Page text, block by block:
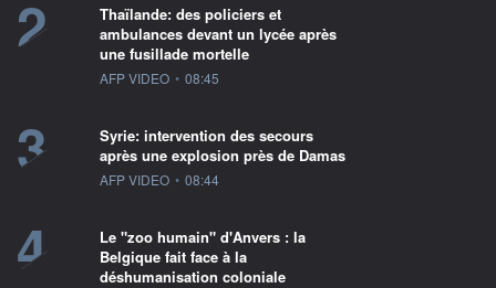
2
Thaïlande: des policiers et
ambulances devant un lycée après
une fusillade mortelle
information fournie par
AFP VIDEO • 08:45
3
Syrie: intervention des secours
après une explosion près de Damas
information fournie par
AFP VIDEO • 08:44
4
Le "zoo humain" d'Anvers : la
Belgique fait face à la
déshumanisation coloniale